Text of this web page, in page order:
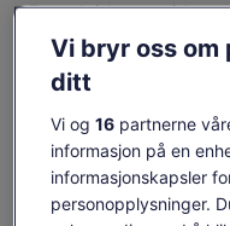
En praktisk autentisk
og personlig med våre
Sjekk
Endre datoer
datoer
Vi bryr oss om
ditt
Vi og 16partnerne
informasjon på en
informasjonskapsler
personopplysninger.